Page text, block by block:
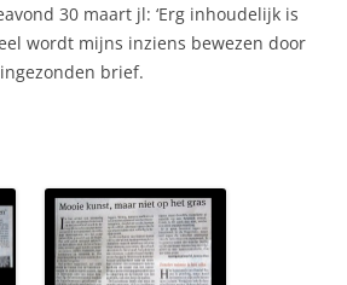
30 maart jl: ‘Erg inhoudelijk is
wordt mijns inziens bewezen door
brief.